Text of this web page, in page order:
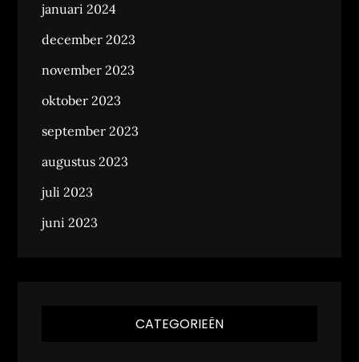
januari 2024
december 2023
november 2023
oktober 2023
september 2023
augustus 2023
juli 2023
juni 2023
CATEGORIEËN